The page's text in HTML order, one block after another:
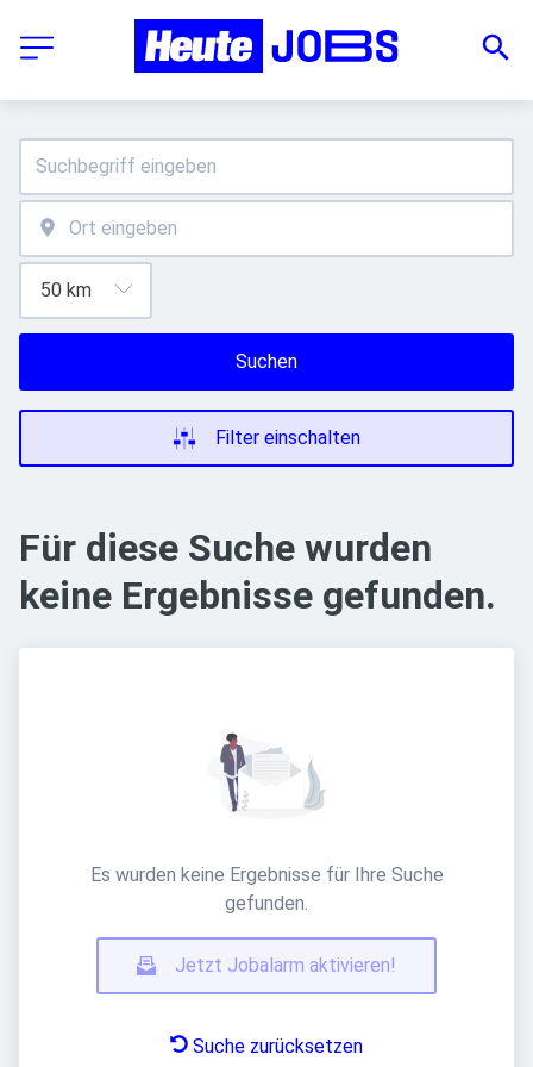
Suchen
Filter einschalten
Für diese Suche wurden
keine Ergebnisse gefunden.
Es wurden keine Ergebnisse für Ihre Suche
gefunden.
Jetzt Jobalarm aktivieren!
Suche zurücksetzen